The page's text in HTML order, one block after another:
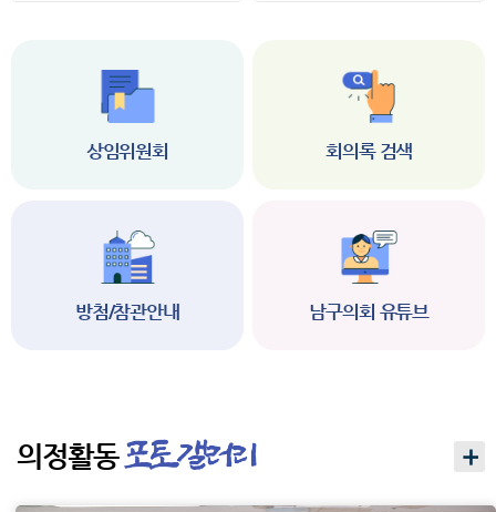
상임위원회 회의록 검색
방첨/참관안내 남구의회 유튜브
의정활동